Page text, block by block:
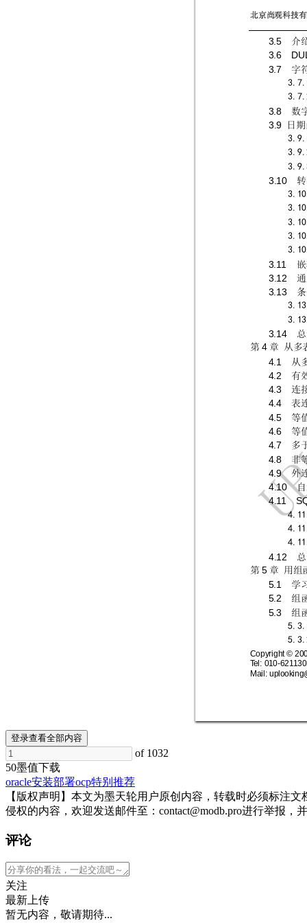
北京尚观科技
Copyright ©
Tel: 010-621
Mail: uplo
3.5 介
3.6
3.7
字
3.8
数
3.9 日
3.10
3.10.
3 11
3.12
3.13
3.13
3.13
3.14
第 4 章 从多
4.1
从
4.2 有
4.3 连
4.4
表
4.5
等
4.6
等
4.7
多
4.8
非
4.9
外
4.10
4.11
4.12
第 5 章 用组
5.1
学
5.2
组
5.3
组
登录查看全部内容
of 1032
50墨值下载
oracle安装部署ocp特别推荐
【版权声明】本文为墨天轮用户原创内容，转载时必须标注
侵权的内容，欢迎发送邮件至：contact@modb.pro进行举报
评论
关注
最新上传
暂无内容，敬请期待...